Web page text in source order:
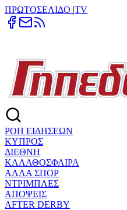
ΠΡΩΤΟΣΕΛΙΔΟ |TV
ΡΟΗ ΕΙΔΗΣΕΩΝ
ΚΥΠΡΟΣ
ΔΙΕΘΝΗ
ΚΑΛΑΘΟΣΦΑΙΡΑ
ΑΛΛΑ ΣΠΟΡ
ΝΤΡΙΜΠΛΕΣ
ΑΠΟΨΕΙΣ
AFTER DERBY